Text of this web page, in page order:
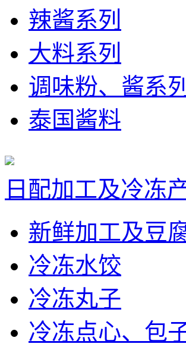
辣酱系列
大料系列
调味粉、酱系列
泰国酱料
日配加工及冷冻
新鲜加工及豆
冷冻水饺
冷冻丸子
冷冻点心、包